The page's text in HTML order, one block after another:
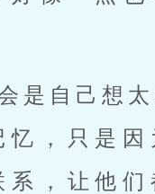
是自己想
忆，只是因
系，让他们